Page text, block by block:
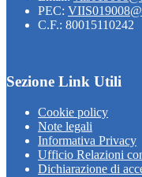
PEC:
C.F.: 80015110242
Sezione Link Utili
Cookie policy
Note legali
Informativa Privacy
Ufficio Relazioni
Dichiarazione di